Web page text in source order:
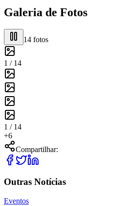
Galeria de Fotos
14 fotos
1 / 14
1 / 14
+6
Compartilhar:
Outras Notícias
Eventos